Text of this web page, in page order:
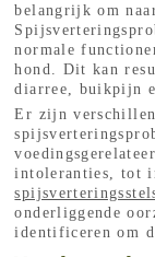
belangrijk om
normale
hond. Dit kan
diarree, buikpijn
Er zijn
intoleranties, tot
onderliggende
identificeren om